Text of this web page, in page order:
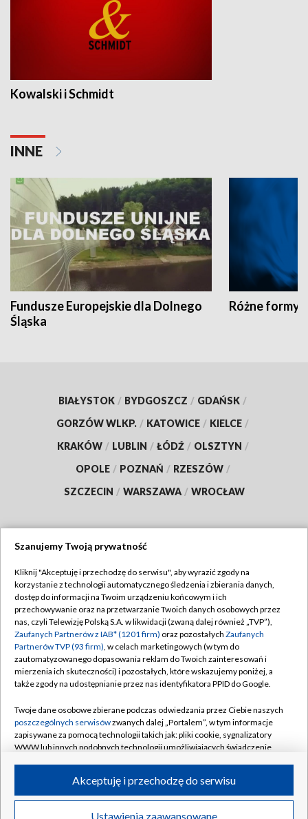
Kowalski i Schmidt
INNE
Fundusze Europejskie dla Dolnego
Śląska
Różne formy
BIAŁYSTOK / BYDGOSZCZ / GDAŃSK /
GORZÓW WLKP. / KATOWICE / KIELCE /
KRAKÓW / LUBLIN / ŁÓDŹ / OLSZTYN /
OPOLE / POZNAŃ / RZESZÓW /
SZCZECIN / WARSZAWA / WROCŁAW
TVP
Abonament TVP
Emisja w TVP
Centrum informacji TVP
Naziemna Telewizja Cyfrowa
Rada Programowa
System NOS
Informacje o nadawcy
Program dla prasy
Regulamin TVP
Polityka prywatności
Moje zgody
Pomoc
Kontakt
Kanały
©2026 Telewizja Polska S.A. w likwidacji
Szanujemy Twoją prywatność
Kliknij "Akceptuję i przechodzę do serwisu", aby wyrazić zgody na
korzystanie z technologii automatycznego śledzenia i zbierania danych,
dostęp do informacji na Twoim urządzeniu końcowym i ich
przechowywanie oraz na przetwarzanie Twoich danych osobowych przez
nas, czyli Telewizję Polską S.A. w likwidacji (zwaną dalej również „TVP”),
Zaufanych Partnerów z IAB* (1201 firm) oraz pozostałych Zaufanych
Partnerów TVP (93 firm), w celach marketingowych (w tym do
zautomatyzowanego dopasowania reklam do Twoich zainteresowań i
mierzenia ich skuteczności) i pozostałych, które wskazujemy poniżej, a
także zgody na udostępnianie przez nas identyfikatora PPID do Google.
Twoje dane osobowe zbierane podczas odwiedzania przez Ciebie naszych
poszczególnych serwisówzwanych dalej „Portalem”, w tym informacje
zapisywane za pomocą technologii takich jak: pliki cookie, sygnalizatory
WWW lub innych podobnych technologii umożliwiających świadczenie
ruchu w Internecie.
Twoje dane osobowe zbierane podczas odwiedzania przez Ciebie
Ustawienia zaawansowane
Akceptuję i przechodzę do serwisu